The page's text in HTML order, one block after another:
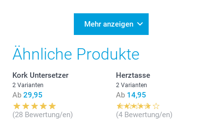
Mehr anzeigen
Ähnliche Produkte
Kork Untersetzer
2 Varianten
Ab 29,95
(28 Bewertung/en)
Herztasse
2 Varianten
Ab 14,95
(4 Bewertung/en)